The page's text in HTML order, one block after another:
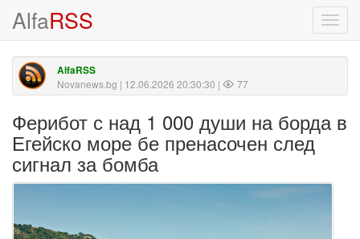
AlfaRSS
AlfaRSS
Novanews.bg | 12.06.2026 20:30:30 | 77
Ферибот с над 1 000 души на борда в
Егейско море бе пренасочен след
сигнал за бомба